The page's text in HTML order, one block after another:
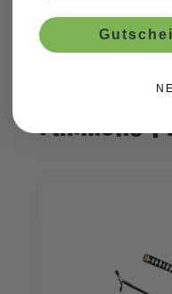
Ähnliche